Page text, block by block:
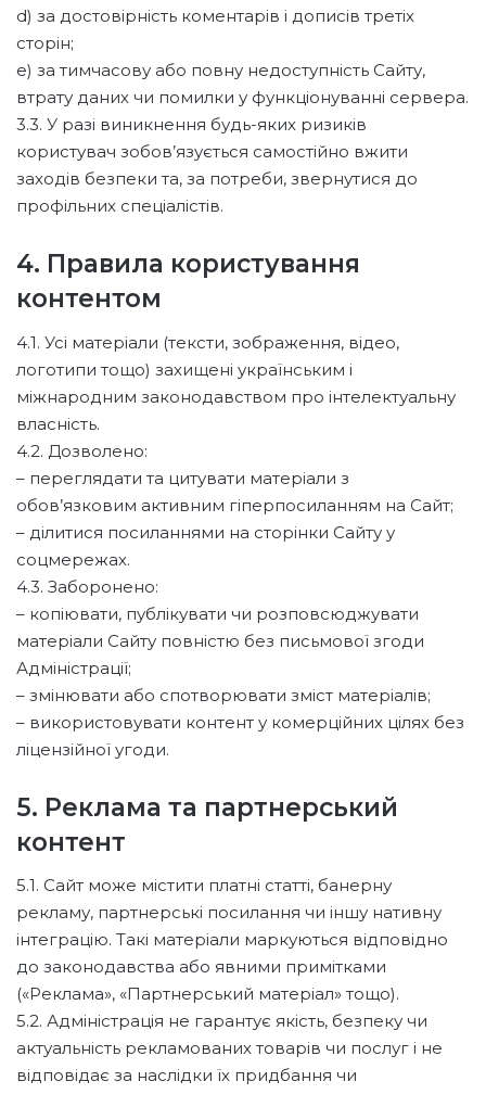
d) за достовірність коментарів і дописів третіх
сторін;
e) за тимчасову або повну недоступність Сайту,
втрату даних чи помилки у функціонуванні сервера.
3.3. У разі виникнення будь-яких ризиків
користувач зобов’язується самостійно вжити
заходів безпеки та, за потреби, звернутися до
профільних спеціалістів.
4. Правила користування
контентом
4.1. Усі матеріали (тексти, зображення, відео,
логотипи тощо) захищені українським і
міжнародним законодавством про інтелектуальну
власність.
4.2. Дозволено:
– переглядати та цитувати матеріали з
обов’язковим активним гіперпосиланням на Сайт;
– ділитися посиланнями на сторінки Сайту у
соцмережах.
4.3. Заборонено:
– копіювати, публікувати чи розповсюджувати
матеріали Сайту повністю без письмової згоди
Адміністрації;
– змінювати або спотворювати зміст матеріалів;
– використовувати контент у комерційних цілях без
ліцензійної угоди.
5. Реклама та партнерський
контент
5.1. Сайт може містити платні статті, банерну
рекламу, партнерські посилання чи іншу нативну
інтеграцію. Такі матеріали маркуються відповідно
до законодавства або явними примітками
(«Реклама», «Партнерський матеріал» тощо).
5.2. Адміністрація не гарантує якість, безпеку чи
актуальність рекламованих товарів чи послуг і не
відповідає за наслідки їх придбання чи